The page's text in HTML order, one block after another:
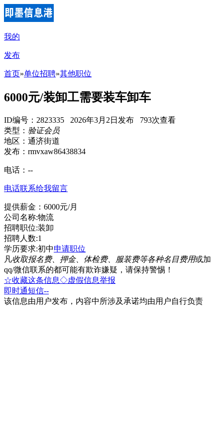
我的
发布
首页»单位招聘»其他职位
6000元/装卸工需要装车卸车
ID编号：2823335 2026年3月2日发布 793次查看
类型： 验证会员
地区：通济街道
发布：rmvxaw86438834
电话： --
电话联系给我留言
提供薪金：6000元/月
公司名称:物流
招聘职位:装卸
招聘人数:1
学历要求:初中申请职位
凡收取报名费、押金、体检费、服装费等各种名目费用或加
qq/微信联系的都可能有欺诈嫌疑，请保持警惕！
☆收藏这条信息◇虚假信息举报
即时通短信--
该信息由用户发布，内容中所涉及承诺均由用户自行负责